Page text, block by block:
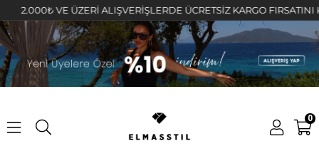
VE ÜZERİ ALIŞVERİŞLERDE ÜCRETSİZ KARGO FIRSATINI
0